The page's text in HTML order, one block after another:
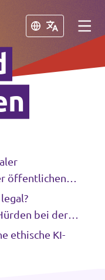
Schließen
Shop
Schließen
öffentlichen
bei der
in
ethische KI-